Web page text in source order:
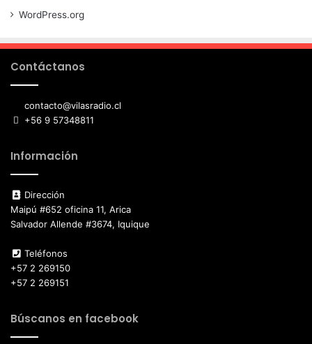
WordPress.org
Contáctanos
contacto@vilasradio.cl
+56 9 57348811
Información
Dirección
Maipú #652 oficina 11, Arica
Salvador Allende #3674, Iquique
Teléfonos
+57 2 269150
+57 2 269151
Búscanos en facebook